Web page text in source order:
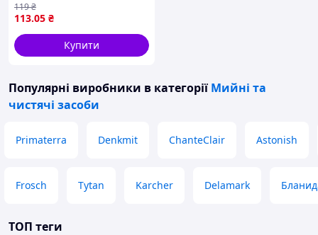
113.05 ₴
119₴
Купити
Популярні виробники в категорії Мийні та
чистячі засоби
Primaterra Denkmit ChanteClair Astonish
Frosch Tytan Karcher Delamark
ТОП теги